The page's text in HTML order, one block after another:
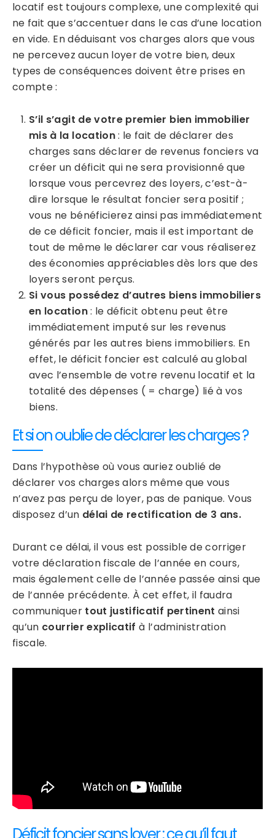
locatif est toujours complexe, une complexité qui
ne fait que s’accentuer dans le cas d’une location
en vide. En déduisant vos charges alors que vous
ne percevez aucun loyer de votre bien, deux
types de conséquences doivent être prises en
compte :
S’il s’agit de votre premier bien immobilier
mis à la location: le fait de déclarer des
charges sans déclarer de revenus fonciers va
créer un déficit qui ne sera provisionné que
lorsque vous percevrez des loyers, c’est-à-
dire lorsque le résultat foncier sera positif ;
vous ne bénéficierez ainsi pas immédiatement
de ce déficit foncier, mais il est important de
tout de même le déclarer car vous réaliserez
des économies appréciables dès lors que des
loyers seront perçus.
Si vous possédez d’autres biens immobiliers
en location: le déficit obtenu peut être
immédiatement imputé sur les revenus
générés par les autres biens immobiliers. En
effet, le déficit foncier est calculé au global
avec l’ensemble de votre revenu locatif et la
totalité des dépenses ( = charge) lié à vos
biens.
Et si on oublie de déclarer les charges ?
Dans l’hypothèse où vous auriez oublié de
déclarer vos charges alors même que vous
n’avez pas perçu de loyer, pas de panique. Vous
disposez d’un délai de rectification de 3 ans.
Durant ce délai, il vous est possible de corriger
votre déclaration fiscale de l’année en cours,
mais également celle de l’année passée ainsi que
de l’année précédente. À cet effet, il faudra
communiquer tout justificatif pertinent ainsi
qu’un courrier explicatif à l’administration
fiscale.
Déficit foncier sans loyer : ce qu’il faut